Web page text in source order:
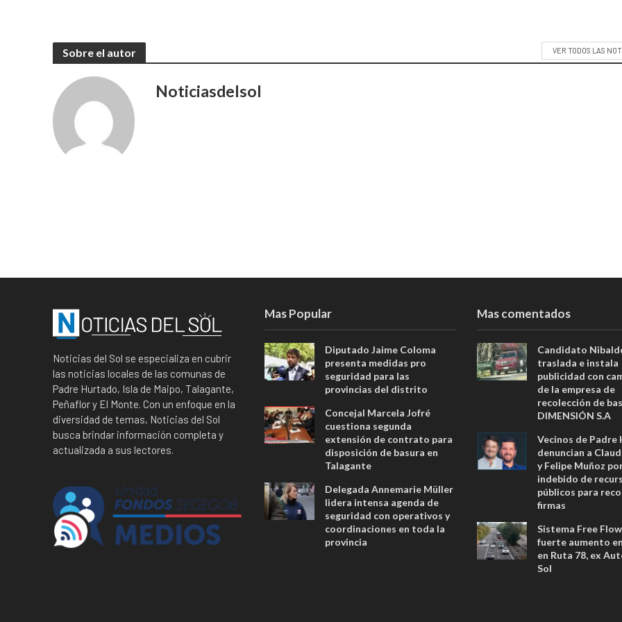
Sobre el autor VER TODOS LAS
Noticiasdelsol
Noticias del Sol se especializa en cubrir
las noticias locales de las comunas de
Padre Hurtado, Isla de Maipo, Talagante,
Peñaflor y El Monte. Con un enfoque en la
diversidad de temas, Noticias del Sol
busca brindar información completa y
actualizada a sus lectores.
Mas Popular
Diputado Jaime Coloma
presenta medidas pro
seguridad para las
provincias del distrito
Concejal Marcela Jofré
cuestiona segunda
extensión de contrato para
disposición de basura en
Talagante
Delegada Annemarie Müller
lidera intensa agenda de
seguridad con operativos y
coordinaciones en toda la
provincia
Mas comentados
Candidato
traslada e instala
publicidad con
de la empresa de
recolección de
DIMENSIÓN S.A
Vecinos de Padre
denuncian a
y Felipe Muñoz
indebido de
públicos para
firmas
Sistema Free
fuerte aumento
en Ruta 78, ex
Sol